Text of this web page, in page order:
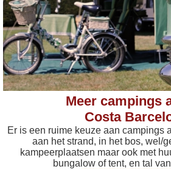
Meer campings
Costa
Er is een ruime keuze aan campings
aan het strand, in het bos, wel/
kampeerplaatsen maar ook met
bungalow of tent, en tal